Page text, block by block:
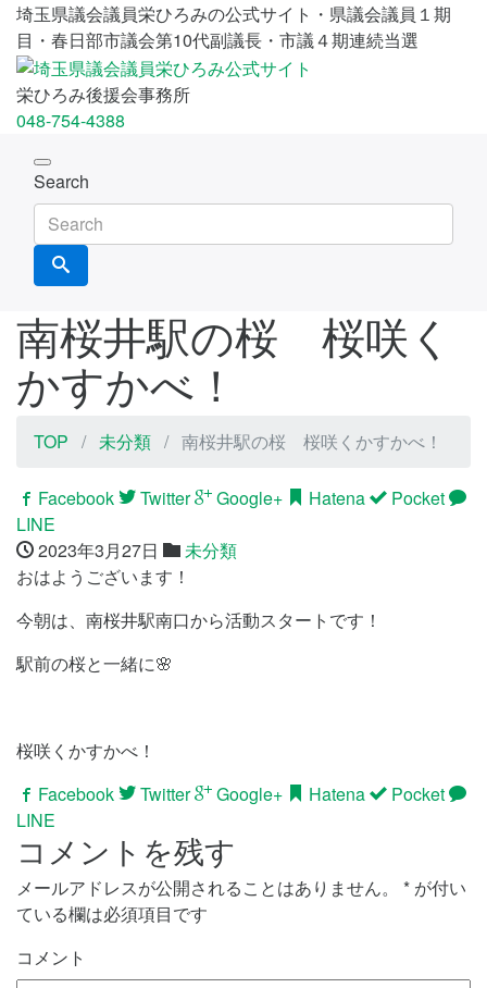
埼玉県議会議員栄ひろみの公式サイト・県議会議員１期
目・春日部市議会第10代副議長・市議４期連続当選
栄ひろみ後援会事務所
048-754-4388
Toggle
navigation
Search
南桜井駅の桜 桜咲く
かすかべ！
TOP 未分類 南桜井駅の桜 桜咲くかすかべ！
Facebook Twitter Google+ Hatena
Pocket
LINE
2023年3月27日
未分類
おはようございます！
今朝は、南桜井駅南口から活動スタートです！
駅前の桜と一緒に🌸
桜咲くかすかべ！
Facebook
Twitter Google+ Hatena
Pocket
LINE
コメントを残す
メールアドレスが公開されることはありません。 * が付い
ている欄は必須項目です
コメント